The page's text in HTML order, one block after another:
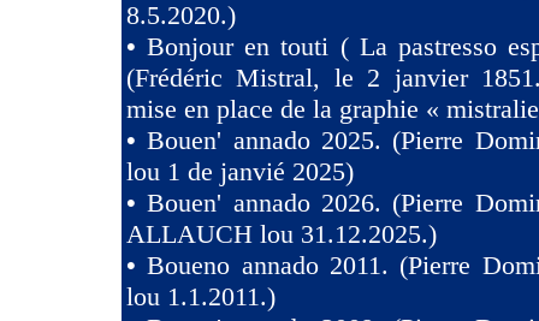
8.5.2020.)
•Bonjour en touti ( La pastresso
(Frédéric Mistral, le 2 janvier
mise en place de la graphie «
•Bouen' annado 2025. (Pierre
lou 1 de janvié 2025)
•Bouen' annado 2026. (Pierre
ALLAUCH lou 31.12.2025.)
•Boueno annado 2011. (Pierre
lou 1.1.2011.)